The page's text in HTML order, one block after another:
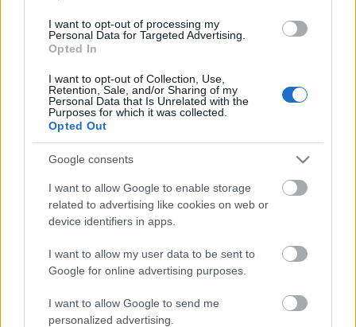
I want to opt-out of processing my
Personal Data for Targeted Advertising.
Opted In
I want to opt-out of Collection, Use,
Retention, Sale, and/or Sharing of my
Personal Data that Is Unrelated with the
Purposes for which it was collected.
Opted Out
Google consents
I want to allow Google to enable storage
related to advertising like cookies on web or
device identifiers in apps.
I want to allow my user data to be sent to
Google for online advertising purposes.
I want to allow Google to send me
personalized advertising.
Florin Gabriel Ionescu
Szende Húg; Szolgálólány:
Szemerédi Fanni
Rendező: Tóth András Ernő
Premier: 2008. szeptember 23. 19:00 óra
További előadások:
Szerda, 2008. szeptember 24., 18:00;
Kedd, 2008. szeptember 30.,16:00;
Szerda, 2008. október 1.,18.00;
Péntek, 2008. október 3.,18.00